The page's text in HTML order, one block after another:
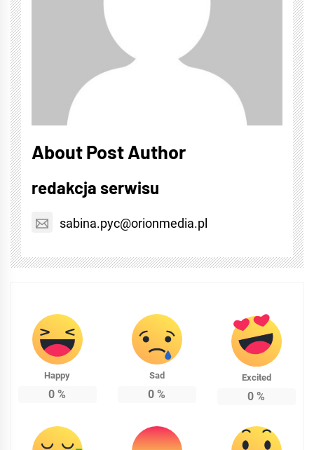
About Post Author
redakcja serwisu
sabina.pyc@orionmedia.pl
Happy
0 %
Sad
0 %
Excited
0 %